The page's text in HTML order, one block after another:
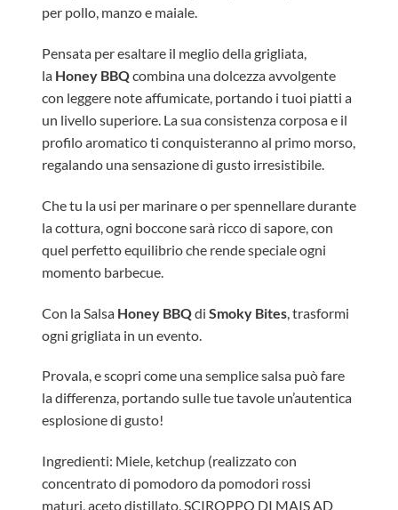
per pollo, manzo e maiale.
Pensata per esaltare il meglio della grigliata,
la Honey BBQcombina una dolcezza avvolgente
con leggere note affumicate, portando i tuoi piatti a
un livello superiore. La sua consistenza corposa e il
profilo aromatico ti conquisteranno al primo morso,
regalando una sensazione di gusto irresistibile.
Che tu la usi per marinare o per spennellare durante
la cottura, ogni boccone sarà ricco di sapore, con
quel perfetto equilibrio che rende speciale ogni
momento barbecue.
Con la Salsa Honey BBQdi Smoky Bites, trasformi
ogni grigliata in un evento.
Provala, e scopri come una semplice salsa può fare
la differenza, portando sulle tue tavole un’autentica
esplosione di gusto!
Ingredienti: Miele, ketchup (realizzato con
concentrato di pomodoro da pomodori rossi
maturi, aceto distillato, SCIROPPO DI MAIS AD